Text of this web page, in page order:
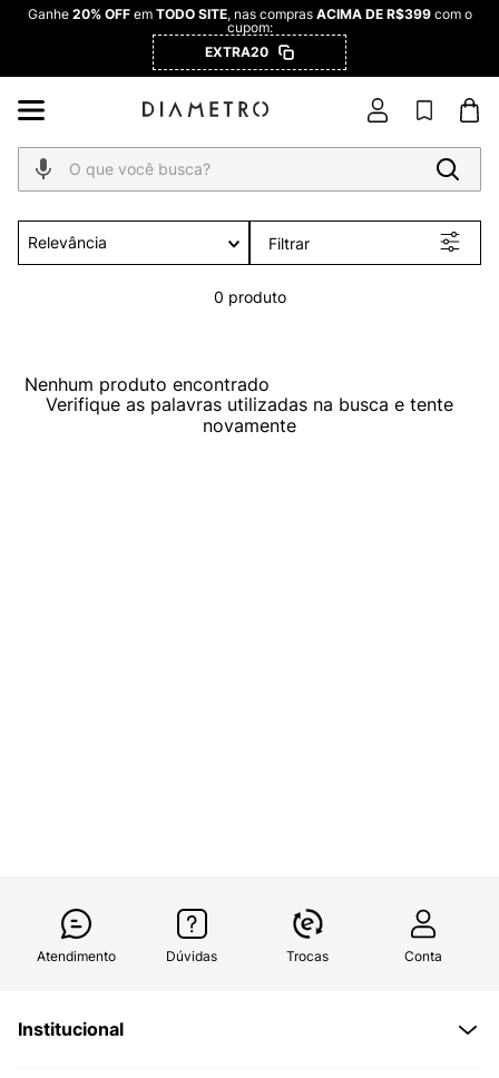
Ganhe 20% OFFem TODO SITE, nas compras ACIMA DE R$399com o
cupom:
EXTRA20
O que você busca?
Relevância Filtrar
0 produto
Nenhum produto encontrado
Atendimento Dúvidas Trocas Conta
Institucional